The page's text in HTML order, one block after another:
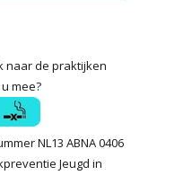
naar de praktijken
mee?
NL13 ABNA 0406
Jeugd in